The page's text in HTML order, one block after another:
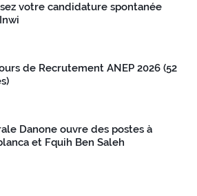
votre candidature spontanée
de Recrutement ANEP 2026 (52
Danone ouvre des postes à
et Fquih Ben Saleh